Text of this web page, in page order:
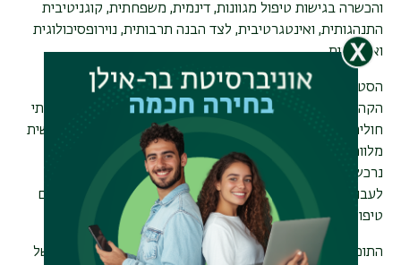
והכשרה בגישות טיפול מגוונות, דינמית, משפחתית, קוגניטיבית
התנהגותית, ואינטגרטיבית, לצד הבנה תרבותית, נוירופסיכולוגית
ואישיותית.
הסטודנטים משתלבים בהתנסות מעשית נרחבת, הן בקליניקה
הקהילתית של המחלקה והן בפרקטיקום שיקומי שמתקיים בבתי
חולים, במכוני שיקום ובמרפאות במרכז הארץ. ההכשרה המעשית
מלווה בהדרכה מקצועית אישית וקבוצתית רבה. במקביל לה,
נרכשות מיומנויות מחקר מעמיקות במסגרת מחקר שמוביל
לעבודת תזה, בה נחקרות סוגיות קליניות או שיקומיות, תהליכים
טיפוליים או תופעות פסיכולוגיות אחרות.
התוכנית מאפשרת להמשיך להתמחות בפסיכולוגיה שיקומית של